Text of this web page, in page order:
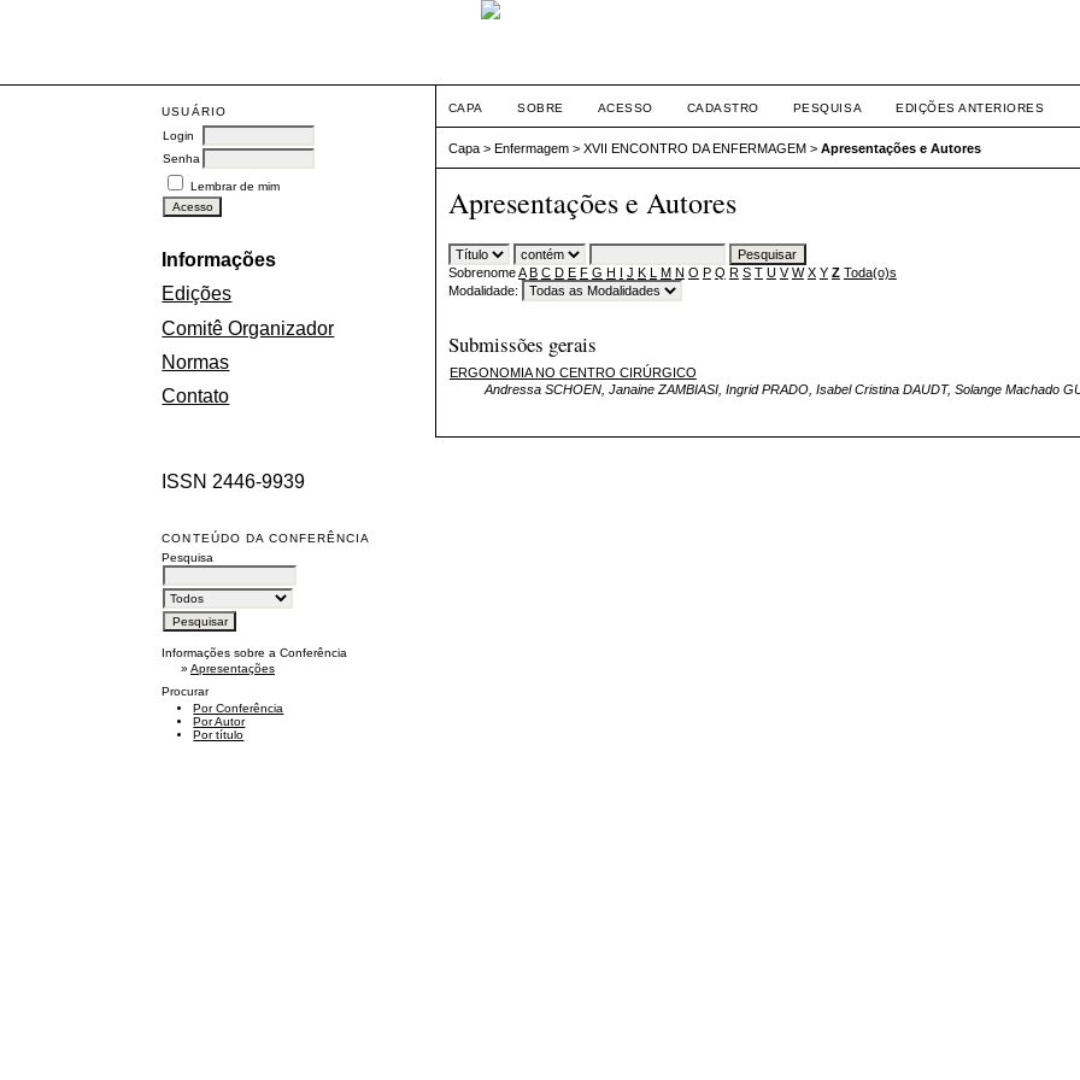
USUÁRIO
Login
Senha
Lembrar de mim
Informações
Edições
Comitê Organizador
Normas
Contato
ISSN 2446-9939
CONTEÚDO DA CONFERÊNCIA
Pesquisa
Informações sobre a Conferência
» Apresentações
Procurar
Por Conferência
Por Autor
Por título
CAPA SOBRE ACESSO CADASTRO PESQUISA EDIÇÕES ANTERIORES
Capa> Enfermagem> XVII ENCONTRO DA ENFERMAGEM> Apresentações e Autores
Apresentações e Autores
SobrenomeA B C D E F G H I J K L M N O P Q R S T U V W X Y Z Toda(o)s
Modalidade:
Submissões gerais
ERGONOMIA NO CENTRO CIRÚRGICO
Andressa SCHOEN, Janaine ZAMBIASI, Ingrid PRADO, Isabel Cristina DAUDT, Solange Machado